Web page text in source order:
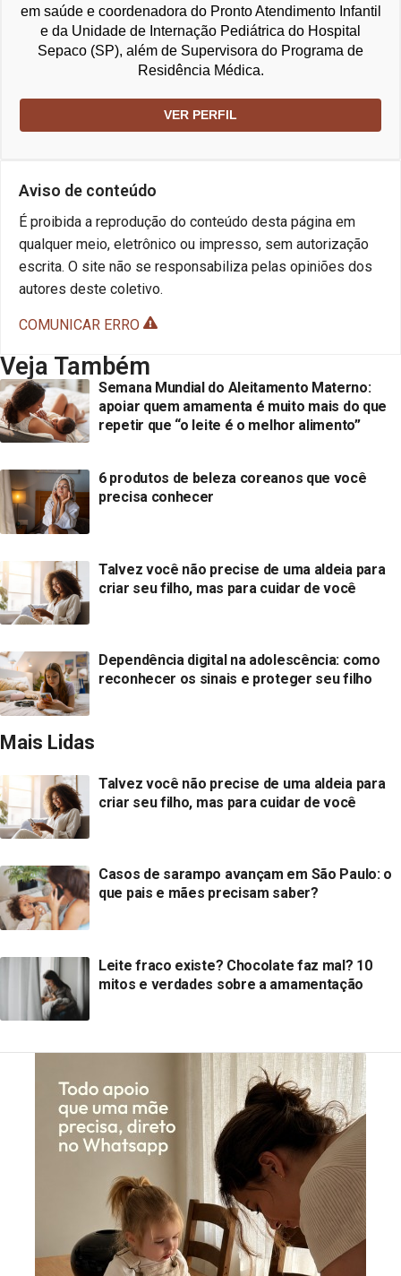
em saúde e coordenadora do Pronto Atendimento Infantil
e da Unidade de Internação Pediátrica do Hospital
Sepaco (SP), além de Supervisora do Programa de
Residência Médica.
VER PERFIL
Aviso de conteúdo
É proibida a reprodução do conteúdo desta página em
qualquer meio, eletrônico ou impresso, sem autorização
escrita. O site não se responsabiliza pelas opiniões dos
autores deste coletivo.
COMUNICAR ERRO
Veja Também
Semana Mundial do Aleitamento Materno:
apoiar quem amamenta é muito mais do que
repetir que “o leite é o melhor alimento”
6 produtos de beleza coreanos que você
precisa conhecer
Talvez você não precise de uma aldeia para
criar seu filho, mas para cuidar de você
Dependência digital na adolescência: como
reconhecer os sinais e proteger seu filho
Mais Lidas
Talvez você não precise de uma aldeia para
criar seu filho, mas para cuidar de você
Casos de sarampo avançam em São Paulo: o
que pais e mães precisam saber?
Leite fraco existe? Chocolate faz mal? 10
mitos e verdades sobre a amamentação